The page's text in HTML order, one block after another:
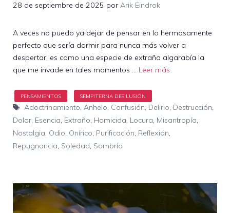
28 de septiembre de 2025 por Arik Eindrok
A veces no puedo ya dejar de pensar en lo hermosamente
perfecto que sería dormir para nunca más volver a
despertar; es como una especie de extraña algarabía la
que me invade en tales momentos … Leer más
Etiquetas
Adoctrinamiento, Anhelo, Confusión, Delirio, Destrucción,
Dolor, Esencia, Extraño, Homicida, Locura, Misantropía,
Nostalgia, Odio, Onírico, Purificación, Reflexión,
Repugnancia, Soledad, Sombrío